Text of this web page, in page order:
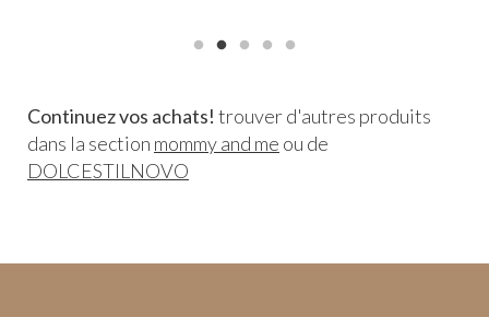
Continuez vos achats! trouver d'autres produits
dans la section mommy and me ou de
DOLCESTILNOVO